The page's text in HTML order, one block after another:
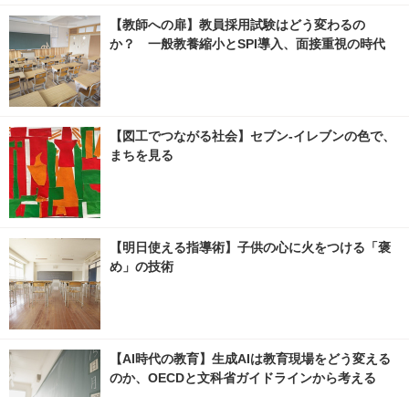
【教師への扉】教員採用試験はどう変わるの
か？ 一般教養縮小とSPI導入、面接重視の時代
【図工でつながる社会】セブン‐イレブンの色で、
まちを見る
【明日使える指導術】子供の心に火をつける「褒
め」の技術
【AI時代の教育】生成AIは教育現場をどう変える
のか、OECDと文科省ガイドラインから考える